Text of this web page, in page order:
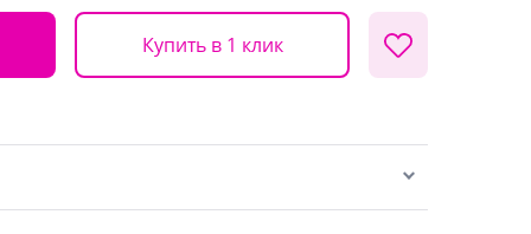
Купить в 1 клик